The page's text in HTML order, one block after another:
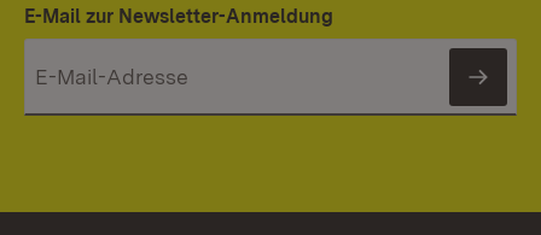
E-Mail zur Newsletter-Anmeldung